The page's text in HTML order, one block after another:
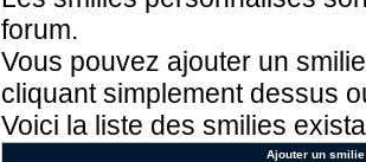
forum.
Vous pouvez ajouter un
cliquant simplement dessus
Voici la liste des smilies
Ajouter un